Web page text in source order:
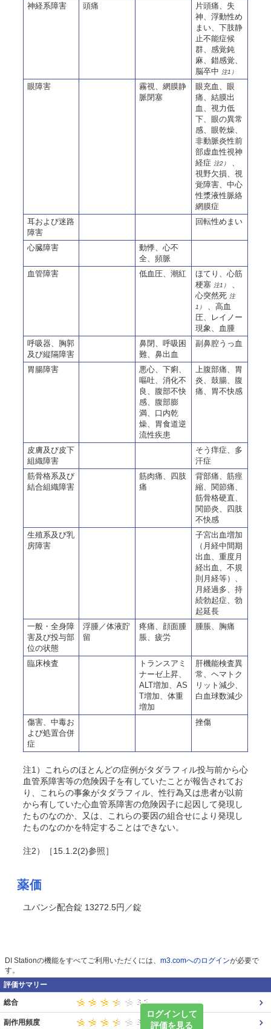
神経系障害
頭痛
片頭痛、失
神、浮動性め
まい、下肢静
止不能症候
群、感覚鈍
麻、錯感覚、
脳卒中 注1）
眼障害
霧視、網膜静
脈閉塞
眼充血、眼
痛、結膜出
血、視力低
下、眼の異常
感、眼乾燥、
非動脈炎性前
部虚血性視神
経症 注2）
視野欠損、視
覚障害、中心
性漿液性脈絡
網膜症
耳および迷路
障害
回転性めまい
心臓障害
動悸、心不
全、頻脈
血管障害
低血圧、潮紅
ほてり、心筋
梗塞 注1）
心突然死 注
1）
、高血
圧、レイノー
現象、血腫
呼吸器、胸郭
及び縦隔障害
鼻閉、呼吸困
難、鼻出血
副鼻腔うっ血
胃腸障害
悪心、下痢、
嘔吐、消化不
良、腹部不快
感、腹部膨
満、口内乾
燥、胃食道逆
流性疾患
上腹部痛、胃
炎、鼓腸、腹
痛、胃不快感
皮膚及び皮下
組織障害
そう痒症、多
汗症
筋骨格系及び
結合組織障害
筋肉痛、四肢
痛
背部痛、筋痙
縮、関節痛、
筋骨格硬直、
関節炎、四肢
不快感
生殖系及び乳
房障害
子宮出血増加
（月経中間期
出血、重度月
経出血、不規
則月経等）、
月経過多、持
続勃起症、勃
起延長
一般・全身障
害及び投与部
位の状態
浮腫／体液貯
留
疼痛、顔面腫
脹、疲労
腫脹、胸痛
臨床検査
トランスアミ
ナーゼ上昇、
ALT増加、AS
T増加、体重
増加
肝機能検査異
常、ヘマトク
リット減少、
白血球数減少
傷害、中毒お
よび処置合併
症
挫傷
注1）これらのほとんどの症例がタダラフィル投与前から心
血管系障害等の危険因子を有していたことが報告されてお
り、これらの事象がタダラフィル、性行為又は患者が以前
から有していた心血管系障害の危険因子に起因して発現し
たものなのか、又は、これらの要因の組合せにより発現し
たものなのかを特定することはできない。
注2）［15.1.2(2)参照］
薬価
ユバンシ配合錠 13272.5円／錠
DI Stationの機能をすべてご利用いただくには、 m3.comへのログインが必要で
す。
評価サマリー
ログインして
評価を見る
総合
副作用頻度